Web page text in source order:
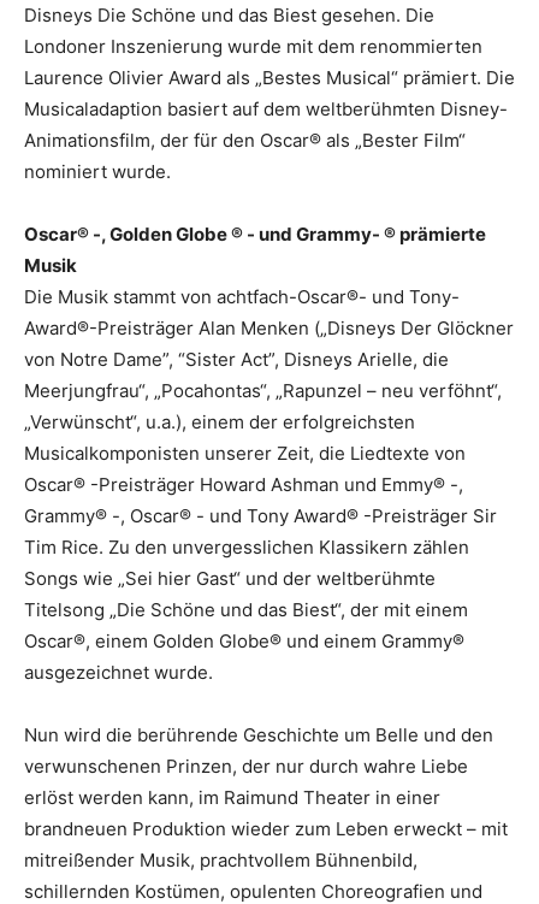
Disneys Die Schöne und das Biest gesehen. Die
Londoner Inszenierung wurde mit dem renommierten
Laurence Olivier Award als „Bestes Musical“ prämiert. Die
Musicaladaption basiert auf dem weltberühmten Disney-
Animationsfilm, der für den Oscar® als „Bester Film“
nominiert wurde.
Oscar® -, Golden Globe ® - und Grammy- ® prämierte
Musik
Die Musik stammt von achtfach-Oscar®- und Tony-
Award®-Preisträger Alan Menken („Disneys Der Glöckner
von Notre Dame”, “Sister Act”, Disneys Arielle, die
Meerjungfrau“, „Pocahontas“, „Rapunzel – neu verföhnt“,
„Verwünscht“, u.a.), einem der erfolgreichsten
Musicalkomponisten unserer Zeit, die Liedtexte von
Oscar® -Preisträger Howard Ashman und Emmy® -,
Grammy® -, Oscar® - und Tony Award® -Preisträger Sir
Tim Rice. Zu den unvergesslichen Klassikern zählen
Songs wie „Sei hier Gast“ und der weltberühmte
Titelsong „Die Schöne und das Biest“, der mit einem
Oscar®, einem Golden Globe® und einem Grammy®
ausgezeichnet wurde.
Nun wird die berührende Geschichte um Belle und den
verwunschenen Prinzen, der nur durch wahre Liebe
erlöst werden kann, im Raimund Theater in einer
brandneuen Produktion wieder zum Leben erweckt – mit
mitreißender Musik, prachtvollem Bühnenbild,
schillernden Kostümen, opulenten Choreografien und